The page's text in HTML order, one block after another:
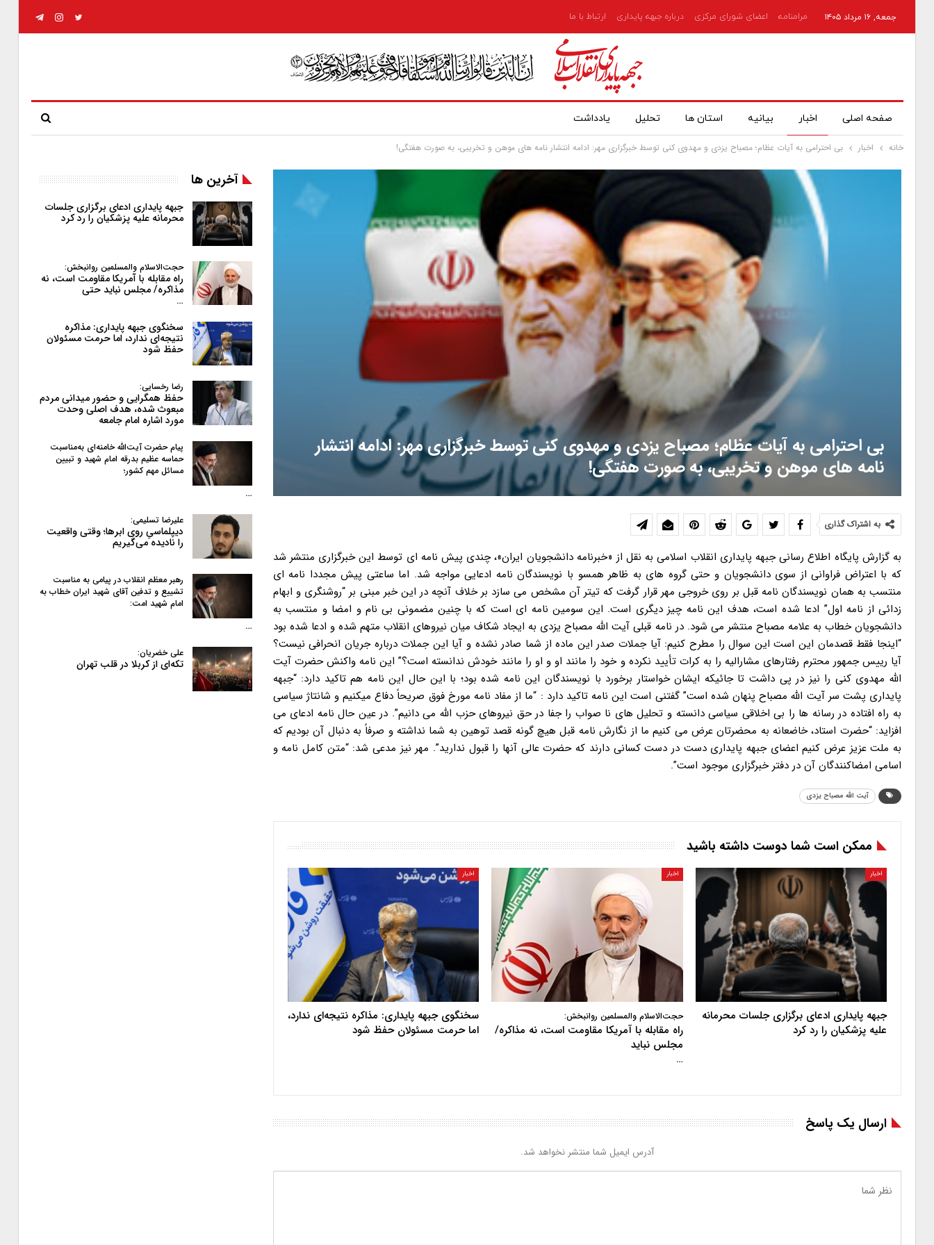
جمعه, ۱۶ مرداد ۱۴۰۵ مرامنامه اعضای شورای مرکزی درباره جبهه پایداری ارتباط با ما
صفحه اصلی اخبار بیانیه استان ها تحلیل یادداشت
خانه اخبار بی احترامی به آیات عظام؛ مصباح یزدی و مهدوی کنی توسط خبرگزاری مهر: ادامه انتشار نامه های موهن و تخریبی، به صورت هفتگی!
بی احترامی به آیات عظام؛ مصباح یزدی و مهدوی کنی توسط خبرگزاری مهر: ادامه انتشار
نامه های موهن و تخریبی، به صورت هفتگی!
به اشتراک گذاری
به گزارش پایگاه اطلاع رسانی جبهه پایداری انقلاب اسلامی به نقل از «خبرنامه دانشجویان ایران»، چندی پیش نامه ای توسط این خبرگزاری منتشر شد
که با اعتراض فراوانی از سوی دانشجویان و حتی گروه های به ظاهر همسو با نویسندگان نامه ادعایی مواجه شد. اما ساعتی پیش مجددا نامه ای
منتسب به همان نویسندگان نامه قبل بر روی خروجی مهر قرار گرفت که تیتر آن مشخص می سازد بر خلاف آنچه در این خبر مبنی بر “روشنگری و ابهام
زدائی از نامه اول” ادعا شده است، هدف این نامه چیز دیگری است. این سومین نامه ای است که با چنین مضمونی بی نام و امضا و منتسب به
دانشجویان خطاب به علامه مصباح منتشر می شود. در نامه قبلی آیت الله مصباح یزدی به ایجاد شکاف میان نیروهای انقلاب متهم شده و ادعا شده بود
“اینجا فقط قصدمان این است این سوال را مطرح کنیم: آیا جملات صدر این ماده از شما صادر نشده و آیا این جملات درباره جریان انحرافی نیست؟
آیا رییس جمهور محترم رفتارهای مشارالیه را به کرات تأیید نکرده و خود را مانند او و او را مانند خودش ندانسته است؟” این نامه واکنش حضرت آیت
الله مهدوی کنی را نیز در پی داشت تا جائیکه ایشان خواستار برخورد با نویسندگان این نامه شده بود؛ با این حال این نامه هم تاکید دارد: “جبهه
پایداری پشت سر آیت الله مصباح پنهان شده است” گفتنی است این نامه تاکید دارد : “ما از مفاد نامه مورخ فوق صریحاً دفاع میکنیم و شانتاژ سیاسی
به راه افتاده در رسانه ها را بی اخلاقی سیاسی دانسته و تحلیل های نا صواب را جفا در حق نیروهای حزب الله می دانیم”. در عین حال نامه ادعای می
افزاید: “حضرت استاد، خاضعانه به محضرتان عرض می کنیم ما از نگارش نامه قبل هیچ گونه قصد توهین به شما نداشته و صرفاً به دنبال آن بودیم که
به ملت عزیز عرض کنیم اعضای جبهه پایداری دست در دست کسانی دارند که حضرت عالی آنها را قبول ندارید”. مهر نیز مدعی شد: “متن کامل نامه و
اسامی امضاکنندگان آن در دفتر خبرگزاری موجود است”.
آیت الله مصباح یزدی
ممکن است شما دوست داشته باشید
اخبار
جبهه پایداری ادعای برگزاری جلسات محرمانه
علیه پزشکیان را رد کرد
اخبار
حجت‌الاسلام والمسلمین روانبخش:
راه مقابله با آمریکا مقاومت است، نه مذاکره/
مجلس نباید
…
اخبار
سخنگوی جبهه پایداری: مذاکره نتیجه‌ای ندارد،
اما حرمت مسئولان حفظ شود
ارسال یک پاسخ
آدرس ایمیل شما منتشر نخواهد شد.
آخرین ها
جبهه پایداری ادعای برگزاری جلسات
محرمانه علیه پزشکیان را رد کرد
حجت‌الاسلام والمسلمین روانبخش:
راه مقابله با آمریکا مقاومت است، نه
مذاکره/ مجلس نباید حتی
…
سخنگوی جبهه پایداری: مذاکره
نتیجه‌ای ندارد، اما حرمت مسئولان
حفظ شود
رضا رخسایی:
حفظ همگرایی و حضور میدانی مردم
مبعوث شده، هدف اصلی وحدت
مورد اشاره امام جامعه
پیام حضرت آیت‌الله خامنه‌ای به‌مناسبت
حماسه عظیم بدرقه امام شهید و تبیین
مسائل مهم کشور؛
…
علیرضا تسلیمی:
دیپلماسیِ روی ابرها؛ وقتی واقعیت
را نادیده می‌گیریم
رهبر معظم انقلاب در پیامی به‌ مناسبت
تشییع و تدفین آقای شهید ایران خطاب به
امام شهید امت:
…
علی خضریان:
تکه‌ای از کربلا در قلب تهران